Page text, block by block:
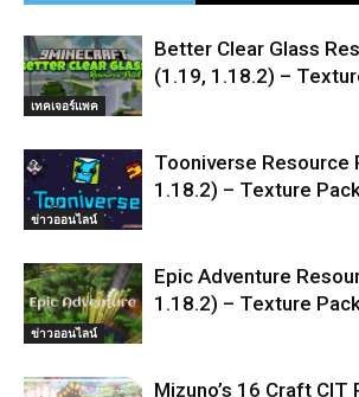
เทคเจอร์แพค
Better Clear Glass
(1.19, 1.18.2) –
ข่าวออนไลน์
Tooniverse Resource
1.18.2) – Texture
ข่าวออนไลน์
Epic Adventure
1.18.2) – Texture
Mizuno’s 16 Craft CIT